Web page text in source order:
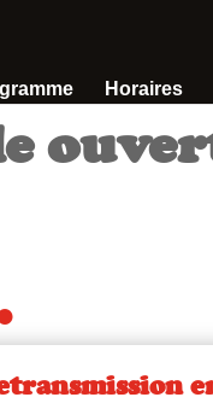
Horaires